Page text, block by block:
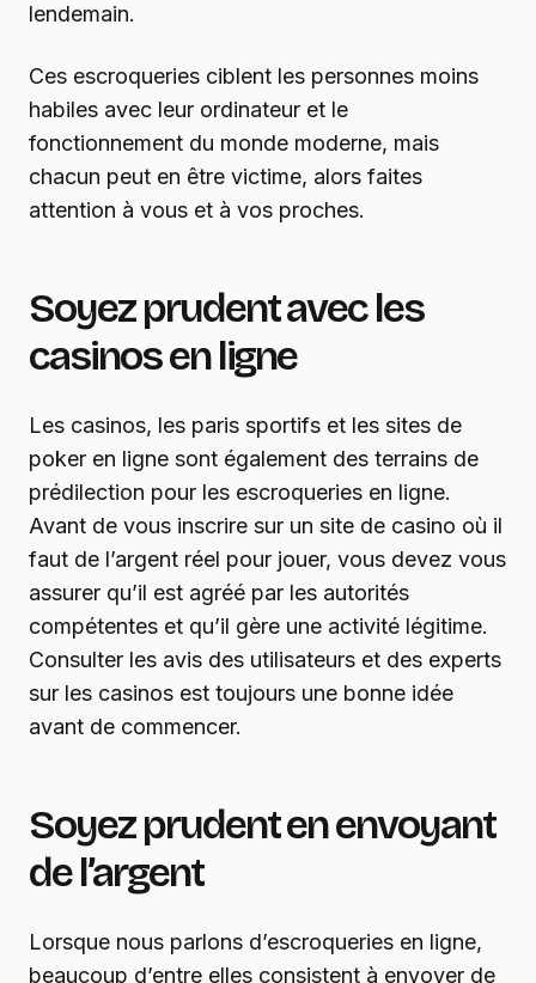
lendemain.
Ces escroqueries ciblent les personnes moins
habiles avec leur ordinateur et le
fonctionnement du monde moderne, mais
chacun peut en être victime, alors faites
attention à vous et à vos proches.
Soyez prudent avec les
casinos en ligne
Les casinos, les paris sportifs et les sites de
poker en ligne sont également des terrains de
prédilection pour les escroqueries en ligne.
Avant de vous inscrire sur un site de casino où il
faut de l’argent réel pour jouer, vous devez vous
assurer qu’il est agréé par les autorités
compétentes et qu’il gère une activité légitime.
Consulter les avis des utilisateurs et des experts
sur les casinos est toujours une bonne idée
avant de commencer.
Soyez prudent en envoyant
de l’argent
Lorsque nous parlons d’escroqueries en ligne,
beaucoup d’entre elles consistent à envoyer de